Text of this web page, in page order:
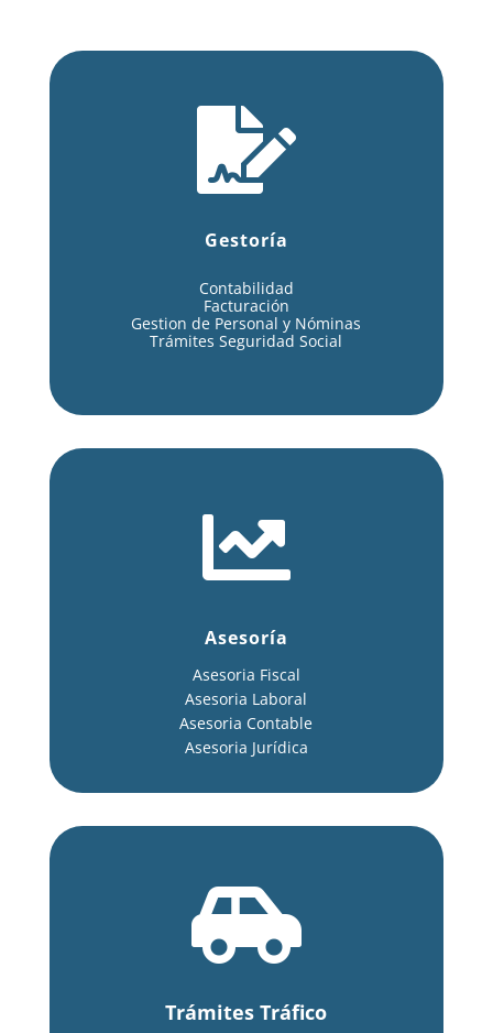

Gestoría
Contabilidad
Facturación
Gestion de Personal y Nóminas
Trámites Seguridad Social

Asesoría
Asesoria Fiscal
Asesoria Laboral
Asesoria Contable
Asesoria Jurídica

Trámites Tráfico